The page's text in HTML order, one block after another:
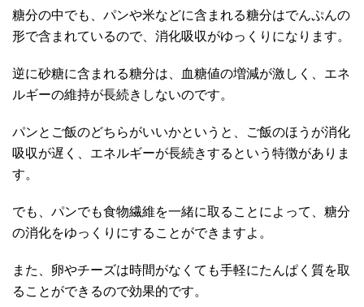
糖分の中でも、パンや米などに含まれる糖分はでんぷんの
形で含まれているので、消化吸収がゆっくりになります。
逆に砂糖に含まれる糖分は、血糖値の増減が激しく、エネ
ルギーの維持が長続きしないのです。
パンとご飯のどちらがいいかというと、ご飯のほうが消化
吸収が遅く、エネルギーが長続きするという特徴がありま
す。
でも、パンでも食物繊維を一緒に取ることによって、糖分
の消化をゆっくりにすることができますよ。
また、卵やチーズは時間がなくても手軽にたんぱく質を取
ることができるので効果的です。